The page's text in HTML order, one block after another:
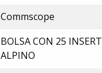
Commscope
BOLSA CON 25
ALPINO